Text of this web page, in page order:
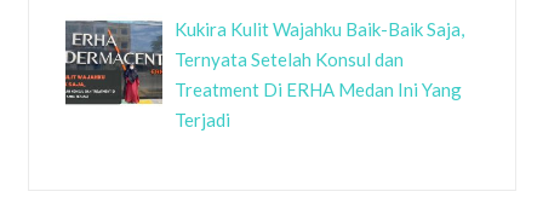
Kukira Kulit Wajahku Baik-Baik Saja,
Ternyata Setelah Konsul dan
Treatment Di ERHA Medan Ini Yang
Terjadi